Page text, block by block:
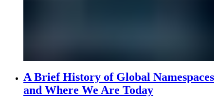
A Brief History of Global Namespaces
and Where We Are Today